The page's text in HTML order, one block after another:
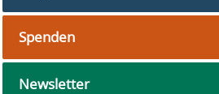
Spenden
Newsletter